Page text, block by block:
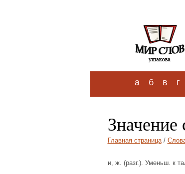
а б в г
Значение
Главная страница/
и, ж. (разг.). Уменьш. к